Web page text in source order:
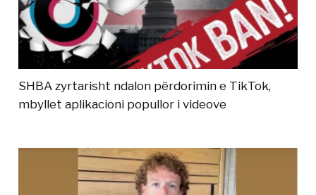
SHBA zyrtarisht ndalon përdorimin e TikTok,
mbyllet aplikacioni popullor i videove